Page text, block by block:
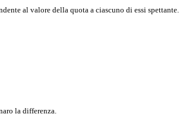
al valore della quota a ciascuno di essi spettante.
la differenza.